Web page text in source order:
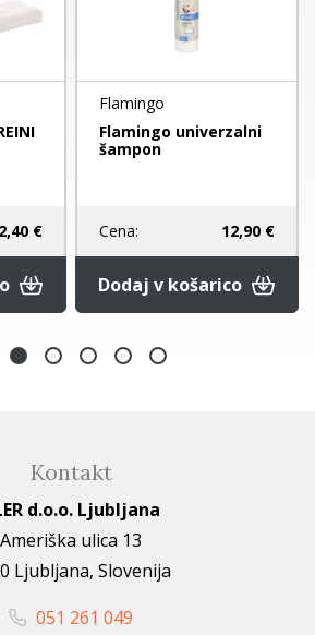
2,40 €
Flamingo
Flamingo univerzalni
šampon
Cena: 12,90 €
Dodaj v košarico
Kontakt
d.o.o. Ljubljana
Ameriška ulica 13
Ljubljana, Slovenija
051 261 049